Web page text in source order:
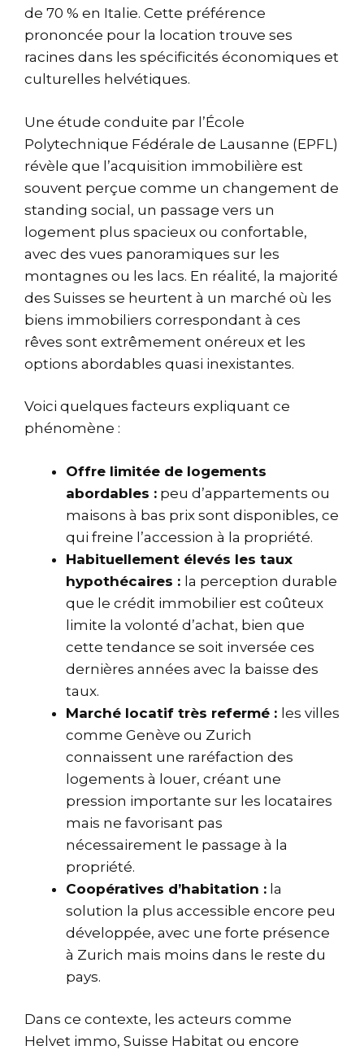
de 70 % en Italie. Cette préférence
prononcée pour la location trouve ses
racines dans les spécificités économiques et
culturelles helvétiques.
Une étude conduite par l’École
Polytechnique Fédérale de Lausanne (EPFL)
révèle que l’acquisition immobilière est
souvent perçue comme un changement de
standing social, un passage vers un
logement plus spacieux ou confortable,
avec des vues panoramiques sur les
montagnes ou les lacs. En réalité, la majorité
des Suisses se heurtent à un marché où les
biens immobiliers correspondant à ces
rêves sont extrêmement onéreux et les
options abordables quasi inexistantes.
Voici quelques facteurs expliquant ce
phénomène :
Offre limitée de logements
abordables : peu d’appartements ou
maisons à bas prix sont disponibles, ce
qui freine l’accession à la propriété.
Habituellement élevés les taux
hypothécaires : la perception durable
que le crédit immobilier est coûteux
limite la volonté d’achat, bien que
cette tendance se soit inversée ces
dernières années avec la baisse des
taux.
Marché locatif très refermé : les villes
comme Genève ou Zurich
connaissent une raréfaction des
logements à louer, créant une
pression importante sur les locataires
mais ne favorisant pas
nécessairement le passage à la
propriété.
Coopératives d’habitation : la
solution la plus accessible encore peu
développée, avec une forte présence
à Zurich mais moins dans le reste du
pays.
Dans ce contexte, les acteurs comme
Helvet immo, Suisse Habitat ou encore